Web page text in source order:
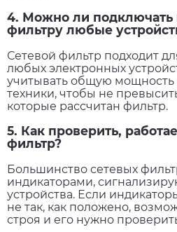
4. Можно ли подключать
фильтру любые
Сетевой фильтр подходит
любых электронных
учитывать общую
техники, чтобы не
которые рассчитан фильтр.
5. Как проверить,
фильтр?
Большинство сетевых
индикаторами,
устройства. Если
не так, как положено,
строя и его нужно